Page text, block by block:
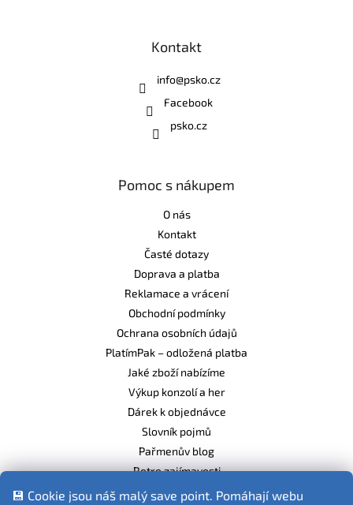
💾 Cookie jsou náš malý save point. Pomáhají webu
Kontakt
info@psko.cz
Facebook
psko.cz
Pomoc s nákupem
O nás
Kontakt
Časté dotazy
Doprava a platba
Reklamace a vrácení
Obchodní podmínky
Ochrana osobních údajů
PlatímPak – odložená platba
Jaké zboží nabízíme
Výkup konzolí a her
Dárek k objednávce
Slovník pojmů
Pařmenův blog
Retro zajímavosti
Balíme ekologicky